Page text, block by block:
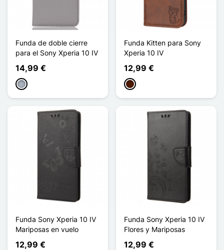
Funda de doble cierre
para el Sony Xperia 10 IV
14,99 €
Gris
Funda Kitten para Sony
Xperia 10 IV
12,99 €
Marrón oscuro
Funda Sony Xperia 10 IV
Mariposas en vuelo
12,99 €
Funda Sony Xperia 10 IV
Flores y Mariposas
12,99 €